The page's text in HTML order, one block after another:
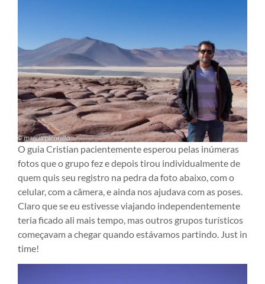
O guia Cristian pacientemente esperou pelas inúmeras
fotos que o grupo fez e depois tirou individualmente de
quem quis seu registro na pedra da foto abaixo, com o
celular, com a câmera, e ainda nos ajudava com as poses.
Claro que se eu estivesse viajando independentemente
teria ficado ali mais tempo, mas outros grupos turísticos
começavam a chegar quando estávamos partindo. Just in
time!